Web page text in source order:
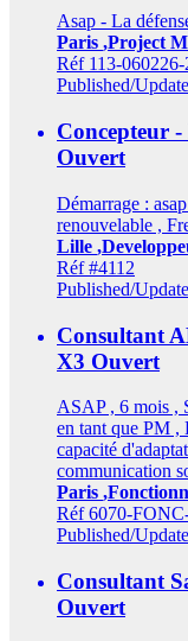
Asap - La
Paris ,Project
Réf 113-060226-
Published/
Concepteur
Ouvert
Démarrage :
renouvelable ,
Lille
Réf #4112
Published/
Consultant
X3 Ouvert
ASAP , 6 mois ,
en tant que PM ,
capacité
communication
Paris
Réf 6070-
Published/
Consultant
Ouvert